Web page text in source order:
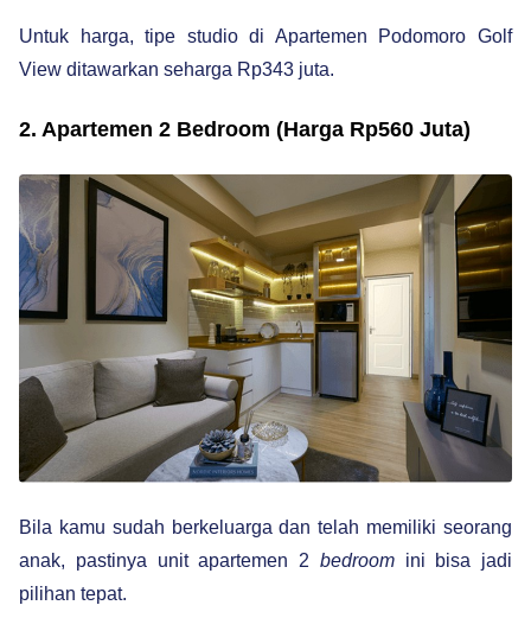
Untuk harga, tipe studio di Apartemen Podomoro Golf
View ditawarkan seharga Rp343 juta.
2. Apartemen 2 Bedroom (Harga Rp560 Juta)
Bila kamu sudah berkeluarga dan telah memiliki seorang
anak, pastinya unit apartemen 2 bedroomini bisa jadi
pilihan tepat.